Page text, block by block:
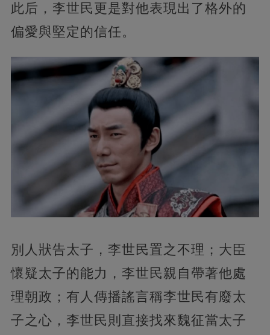
此后，李世民更是對他表現出了格外的
偏愛與堅定的信任。
別人狀告太子，李世民置之不理；大臣
懷疑太子的能力，李世民親自帶著他處
理朝政；有人傳播謠言稱李世民有廢太
子之心，李世民則直接找來魏征當太子